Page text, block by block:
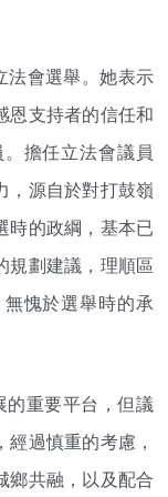
法會選舉。她表示
恩支持者的信任和
擔任立法會議員
，源自於對打鼓嶺
時的政綱，基本已
規劃建議，理順區
愧於選舉時的承
的重要平台，但議
過慎重的考慮，
鄉共融，以及配合